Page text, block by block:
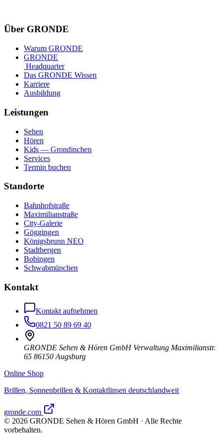
Über GRONDE
Warum GRONDE
GRONDE
Headquarter
Das GRONDE Wissen
Karriere
Ausbildung
Leistungen
Sehen
Hören
Kids — Grondinchen
Services
Termin buchen
Standorte
Bahnhofstraße
Maximilianstraße
City-Galerie
Göggingen
Königsbrunn NEO
Stadtbergen
Bobingen
Schwabmünchen
Kontakt
Kontakt aufnehmen
0821 50 89 69 40
GRONDE Sehen & Hören GmbH Verwaltung Maximilianstr.
65 86150 Augsburg
Online Shop
Brillen, Sonnenbrillen & Kontaktlinsen deutschlandweit
gronde.com
© 2026 GRONDE Sehen & Hören GmbH · Alle Rechte
vorbehalten.